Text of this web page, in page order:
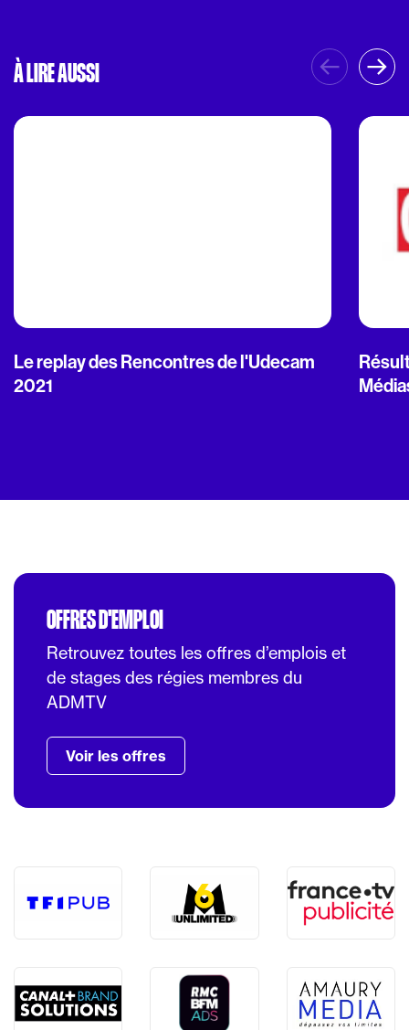
À LIRE AUSSI
Le replay des Rencontres de l'Udecam
2021
OFFRES D'EMPLOI
Retrouvez toutes les offres d’emplois et
de stages des régies membres du
ADMTV
Voir les offres